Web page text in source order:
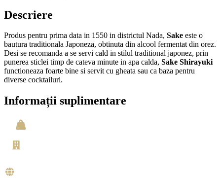
Descriere
Produs pentru prima data in 1550 in districtul Nada, Sake este o
bautura traditionala Japoneza, obtinuta din alcool fermentat din orez.
Desi se recomanda a se servi cald in stilul traditional japonez, prin
punerea sticlei timp de cateva minute in apa calda, Sake Shirayuki
functioneaza foarte bine si servit cu gheata sau ca baza pentru
diverse cocktailuri.
Informații suplimentare